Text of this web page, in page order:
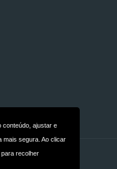
conteúdo, ajustar e
mais segura. Ao clicar
recolher
Privacidade